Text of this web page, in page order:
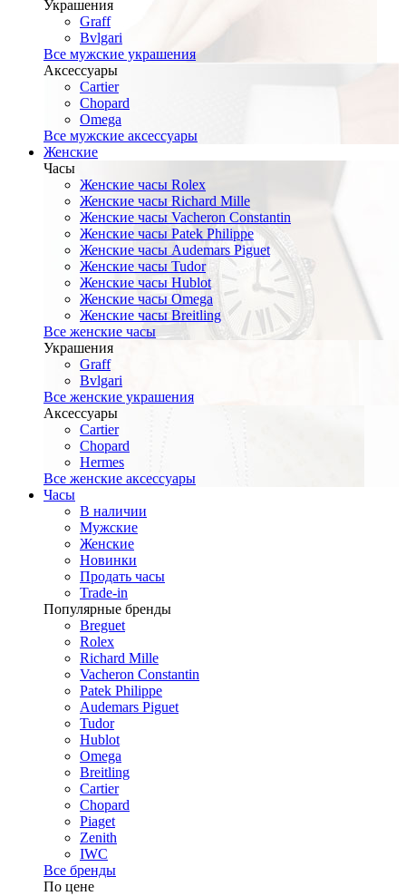
Украшения
Graff
Bvlgari
Все мужские украшения
Аксессуары
Cartier
Chopard
Omega
Все мужские аксессуары
Женские
Часы
Женские часы Rolex
Женские часы Richard Mille
Женские часы Vacheron Constantin
Женские часы Patek Philippe
Женские часы Audemars Piguet
Женские часы Tudor
Женские часы Hublot
Женские часы Omega
Женские часы Breitling
Все женские часы
Украшения
Graff
Bvlgari
Все женские украшения
Аксессуары
Cartier
Chopard
Hermes
Все женские аксессуары
Часы
В наличии
Мужские
Женские
Новинки
Продать часы
Trade-in
Популярные бренды
Breguet
Rolex
Richard Mille
Vacheron Constantin
Patek Philippe
Audemars Piguet
Tudor
Hublot
Omega
Breitling
Cartier
Chopard
Piaget
Zenith
IWC
Все бренды
По цене